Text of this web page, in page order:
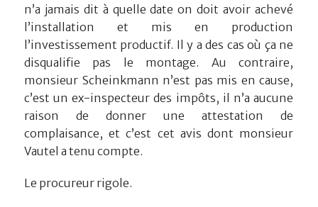
n’a jamais dit à quelle date on doit avoir achevé
l’installation et mis en production
l’investissement productif. Il y a des cas où ça ne
disqualifie pas le montage. Au contraire,
monsieur Scheinkmann n’est pas mis en cause,
c’est un ex-inspecteur des impôts, il n’a aucune
raison de donner une attestation de
complaisance, et c’est cet avis dont monsieur
Vautel a tenu compte.
Le procureur rigole.